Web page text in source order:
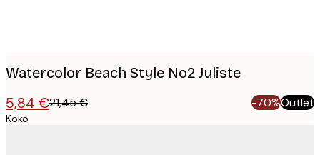
Watercolor Beach Style No2 Juliste
5,84 €21,45 € -70%Outlet
Koko